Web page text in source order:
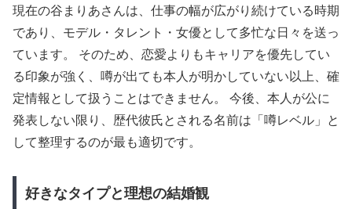
現在の谷まりあさんは、仕事の幅が広がり続けている時期
であり、モデル・タレント・女優として多忙な日々を送っ
ています。 そのため、恋愛よりもキャリアを優先してい
る印象が強く、噂が出ても本人が明かしていない以上、確
定情報として扱うことはできません。 今後、本人が公に
発表しない限り、歴代彼氏とされる名前は「噂レベル」と
して整理するのが最も適切です。
好きなタイプと理想の結婚観